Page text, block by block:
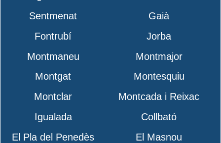
Sentmenat
Gaià
Fontrubí
Jorba
Montmaneu
Montmajor
Montgat
Montesquiu
Montclar
Montcada i Reixac
Igualada
Collbató
El Pla del Penedès
El Masnou